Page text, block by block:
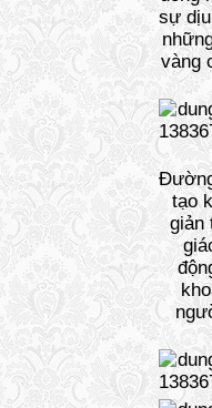
sự
vàng
tạo
giản